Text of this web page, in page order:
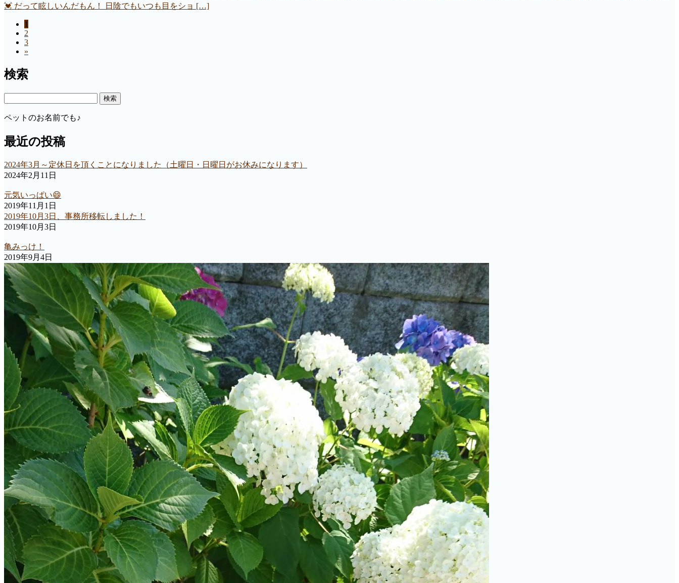
💓 だって眩しいんだもん！ 日陰でもいつも目をショ […]
ペ
ー
ジ
送
り
ペ
ー
ジ
1
ペ
ー
ジ
2
ペ
ー
3
»
検索
ペットのお名前でも♪
最近の投稿
2024年3月～定休日を頂くことになりました（土曜日・日曜日がお休みになります）
2024年2月11日
元気いっぱい😄
2019年11月1日
2019年10月3日、事務所移転しました！
2019年10月3日
亀みっけ！
2019年9月4日